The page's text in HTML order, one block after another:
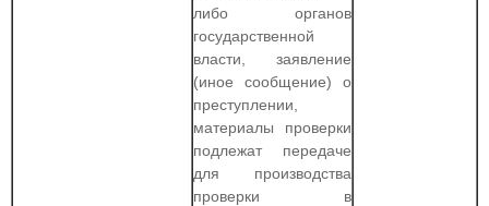
либо органов
государственной
власти, заявление
(иное сообщение) о
преступлении,
материалы проверки
подлежат передаче
для производства
проверки в